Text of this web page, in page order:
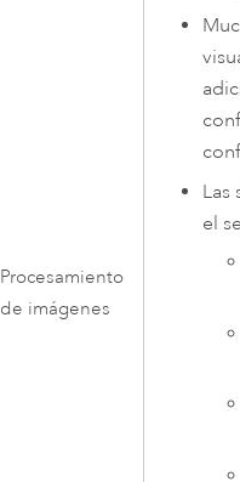
Procesamiento
de imágenes
Las
el